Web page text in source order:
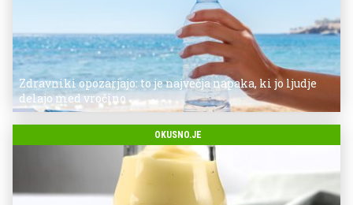
Zdravniki opozarjajo: to je največja napaka, ki jo ljudje
delajo med vročino
OKUSNO.JE